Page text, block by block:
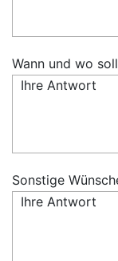
Wann und wo
Sonstige